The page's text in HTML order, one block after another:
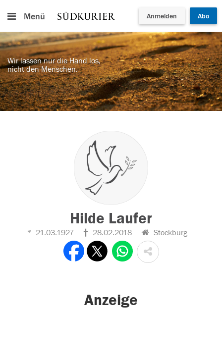
Menü Anmelden Abo
Wir lassen nur die Hand los,
nicht den Menschen.
Hilde Laufer
21.03.1927 28.02.2018 Stockburg
Anzeige